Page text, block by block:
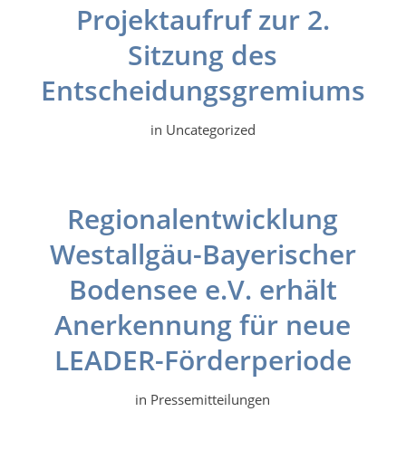
Projektaufruf zur 2.
Sitzung des
Entscheidungsgremiums
in Uncategorized
Regionalentwicklung
Westallgäu-Bayerischer
Bodensee e.V. erhält
Anerkennung für neue
LEADER-Förderperiode
in Pressemitteilungen